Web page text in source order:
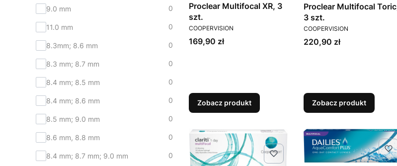
9.0 mm 0
11.0 mm 0
8.3mm; 8.6 mm 0
8.3 mm; 8.7 mm 0
8.4 mm; 8.5 mm 0
8.4 mm; 8.6 mm 0
8.5 mm; 9.0 mm 0
8.6 mm, 8.8 mm 0
8.4 mm; 8.7 mm; 9.0 mm 0
Proclear Multifocal XR, 3
szt.
PRODUCENT
COOPERVISION
Cena
169,90 zł
Zobacz produkt
Proclear Multifocal
3 szt.
PRODUCENT
COOPERVISION
Cena
220,90 zł
Zobacz produkt